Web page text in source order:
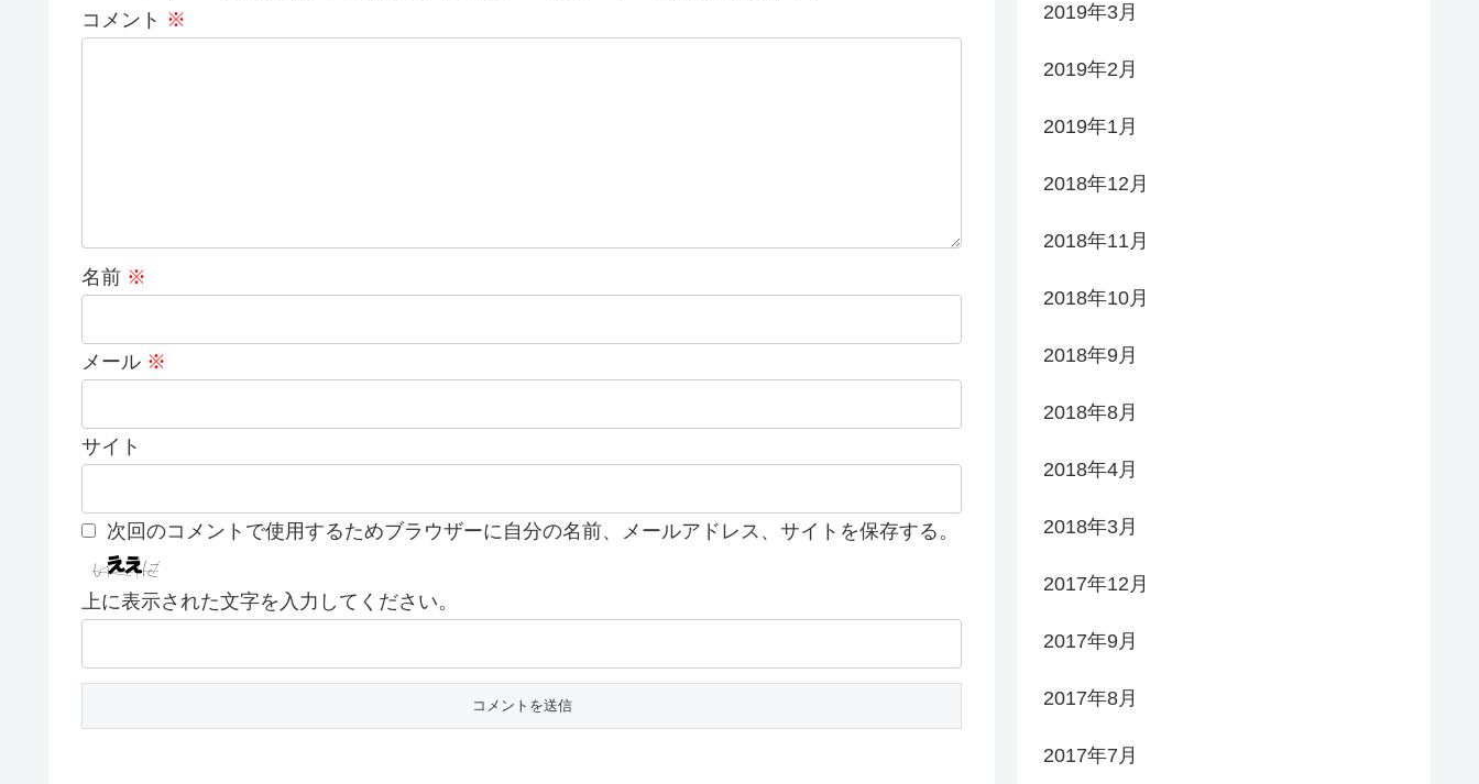
コメント ※
名前 ※
メール ※
サイト
次回のコメントで使用するためブラウザーに自分の名前、メールアドレス、サイトを保存する。
上に表示された文字を入力してください。
2019年3月
2019年2月
2019年1月
2018年12月
2018年11月
2018年10月
2018年9月
2018年8月
2018年4月
2018年3月
2017年12月
2017年9月
2017年8月
2017年7月